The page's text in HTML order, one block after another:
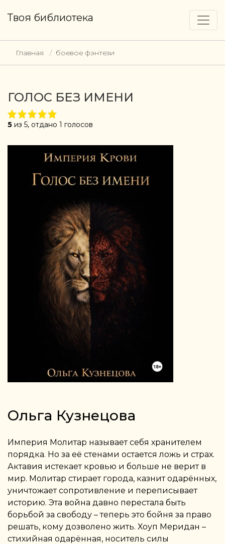
Твоя библиотека
Главная боевое фэнтези
ГОЛОС БЕЗ ИМЕНИ
5 из 5, отдано 1 голосов
Ольга Кузнецова
Империя Молитар называет себя хранителем
порядка. Но за её стенами остается ложь и страх.
Актавия истекает кровью и больше не верит в
мир. Молитар стирает города, казнит одарённых,
уничтожает сопротивление и переписывает
историю. Эта война давно перестала быть
борьбой за свободу – теперь это бойня за право
решать, кому дозволено жить. Хоуп Меридан –
стихийная одарённая, носитель силы